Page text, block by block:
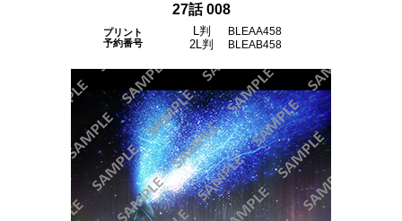
27話 008
プリント
予約番号
L判 BLEAA458
2L判 BLEAB458